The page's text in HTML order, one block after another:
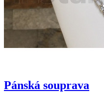
Pánská souprava